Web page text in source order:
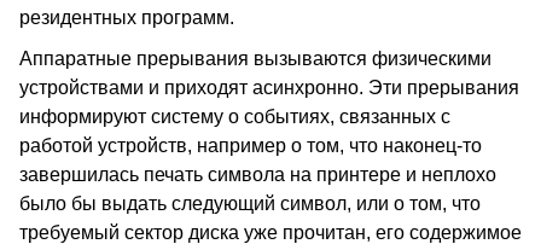
резидентных программ.
Аппаратные прерывания вызываются физическими
устройствами и приходят асинхронно. Эти прерывания
информируют систему о событиях, связанных с
работой устройств, например о том, что наконец-то
завершилась печать символа на принтере и неплохо
было бы выдать следующий символ, или о том, что
требуемый сектор диска уже прочитан, его содержимое